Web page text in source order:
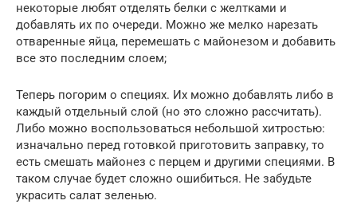
некоторые любят отделять белки с желтками и
добавлять их по очереди. Можно же мелко нарезать
отваренные яйца, перемешать с майонезом и добавить
все это последним слоем;
Теперь погорим о специях. Их можно добавлять либо в
каждый отдельный слой (но это сложно рассчитать).
Либо можно воспользоваться небольшой хитростью:
изначально перед готовкой приготовить заправку, то
есть смешать майонез с перцем и другими специями. В
таком случае будет сложно ошибиться. Не забудьте
украсить салат зеленью.